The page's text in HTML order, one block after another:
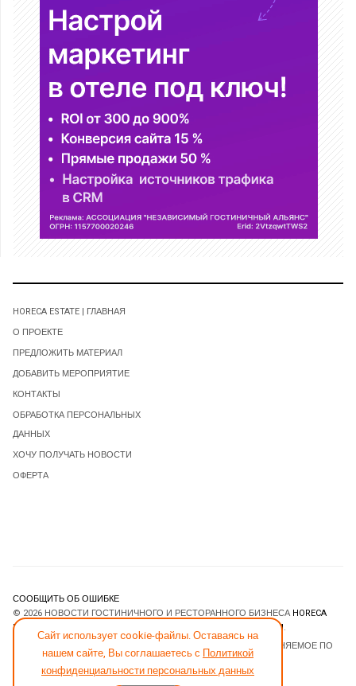
Сайт использует cookie-файлы. Оставаясь на
нашем сайте, Вы соглашаетесь с Политикой
конфиденциальности персональных данных
HORECA ESTATE | ГЛАВНАЯ
О ПРОЕКТЕ
ПРЕДЛОЖИТЬ МАТЕРИАЛ
ДОБАВИТЬ МЕРОПРИЯТИЕ
КОНТАКТЫ
ОБРАБОТКА ПЕРСОНАЛЬНЫХ
ДАННЫХ
ХОЧУ ПОЛУЧАТЬ НОВОСТИ
ОФЕРТА
СООБЩИТЬ ОБ ОШИБКЕ
© 2026 НОВОСТИ ГОСТИНИЧНОГО И РЕСТОРАННОГО БИЗНЕСА HORECA
ESTATE
JOOMLART.COM.
- ПРОГРАММНОЕ ОБЕСПЕЧЕНИЕ, РАСПРОСТРАНЯЕМОЕ ПО
ЛИЦЕНЗИИGNU GENERAL PUBLIC LICENSE